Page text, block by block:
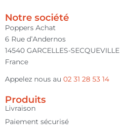
Notre société
Poppers Achat
6 Rue d’Andernos
14540 GARCELLES-SECQUEVILLE
France
Appelez nous au 02 31 28 53 14
Produits
Livraison
Paiement sécurisé